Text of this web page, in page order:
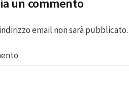
un commento
email non sarà pubblicato.